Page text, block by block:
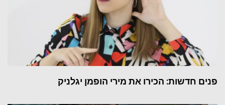
פנים חדשות: הכירו את מירי הופמן יגלניק